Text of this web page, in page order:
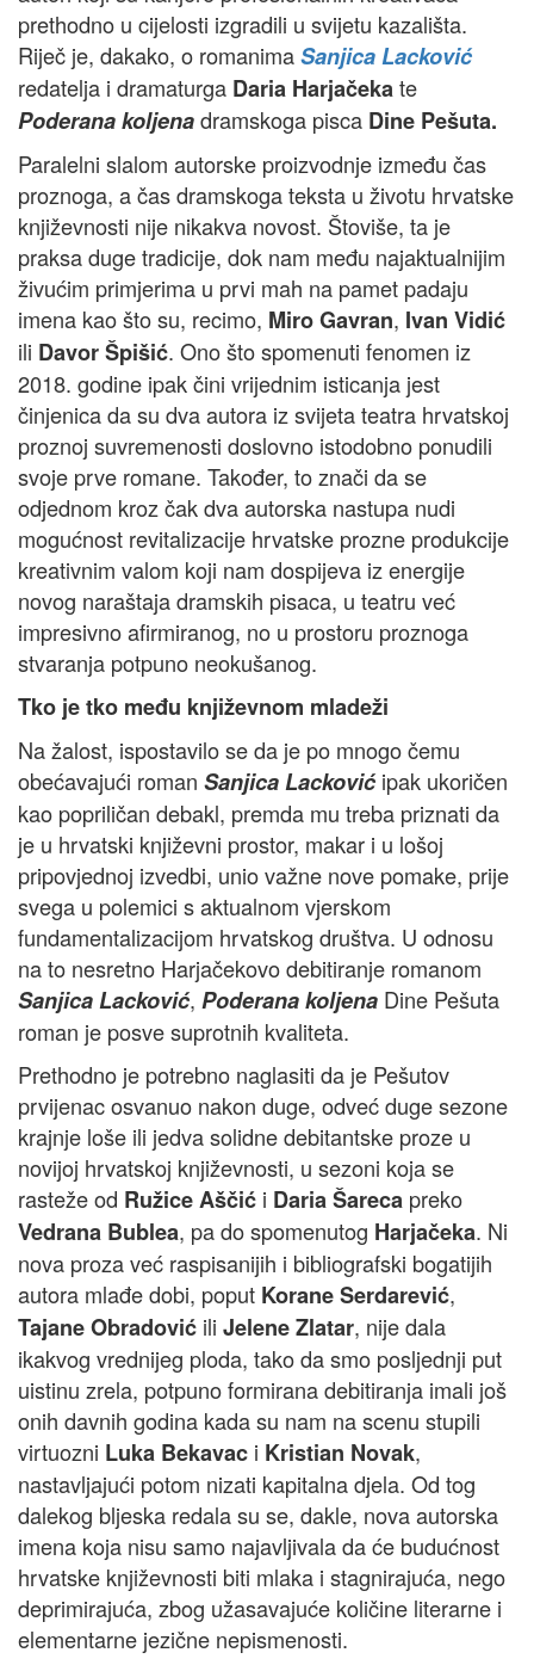
prethodno u cijelosti izgradili u svijetu kazališta.
Riječ je, dakako, o romanimaSanjica Lacković
redatelja i dramaturga Daria Harjačekate
Poderana koljenadramskoga pisca Dine Pešuta.
Paralelni slalom autorske proizvodnje između čas
proznoga, a čas dramskoga teksta u životu hrvatske
književnosti nije nikakva novost. Štoviše, ta je
praksa duge tradicije, dok nam među najaktualnijim
živućim primjerima u prvi mah na pamet padaju
imena kao što su, recimo, Miro Gavran, Ivan Vidić
ili Davor Špišić. Ono što spomenuti fenomen iz
2018. godine ipak čini vrijednim isticanja jest
činjenica da su dva autora iz svijeta teatra hrvatskoj
proznoj suvremenosti doslovno istodobno ponudili
svoje prve romane. Također, to znači da se
odjednom kroz čak dva autorska nastupa nudi
mogućnost revitalizacije hrvatske prozne produkcije
kreativnim valom koji nam dospijeva iz energije
novog naraštaja dramskih pisaca, u teatru već
impresivno afirmiranog, no u prostoru proznoga
stvaranja potpuno neokušanog.
Tko je tko među književnom mladeži
Na žalost, ispostavilo se da je po mnogo čemu
obećavajući roman Sanjica Lacković ipak ukoričen
kao popriličan debakl, premda mu treba priznati da
je u hrvatski književni prostor, makar i u lošoj
pripovjednoj izvedbi, unio važne nove pomake, prije
svega u polemici s aktualnom vjerskom
fundamentalizacijom hrvatskog društva. U odnosu
na to nesretno Harjačekovo debitiranje romanom
Sanjica Lacković, Poderana koljena Dine Pešuta
roman je posve suprotnih kvaliteta.
Prethodno je potrebno naglasiti da je Pešutov
prvijenac osvanuo nakon duge, odveć duge sezone
krajnje loše ili jedva solidne debitantske proze u
novijoj hrvatskoj književnosti, u sezoni koja se
rasteže od Ružice Aščić i Daria Šareca preko
Vedrana Bublea, pa do spomenutog Harjačeka. Ni
nova proza već raspisanijih i bibliografski bogatijih
autora mlađe dobi, poput Korane Serdarević,
Tajane Obradović ili Jelene Zlatar, nije dala
ikakvog vrednijeg ploda, tako da smo posljednji put
uistinu zrela, potpuno formirana debitiranja imali još
onih davnih godina kada su nam na scenu stupili
virtuozni Luka Bekavac i Kristian Novak,
nastavljajući potom nizati kapitalna djela. Od tog
dalekog bljeska redala su se, dakle, nova autorska
imena koja nisu samo najavljivala da će budućnost
hrvatske književnosti biti mlaka i stagnirajuća, nego
deprimirajuća, zbog užasavajuće količine literarne i
elementarne jezične nepismenosti.